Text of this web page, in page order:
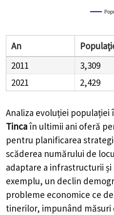
An
2011
3,309
2021
2,429
Analiza evoluției populației
Tincaîn ultimii ani oferă
pentru planificarea
scăderea numărului de
adaptare a infrastructurii
exemplu, un declin
probleme economice ce
tinerilor, impunând măsuri